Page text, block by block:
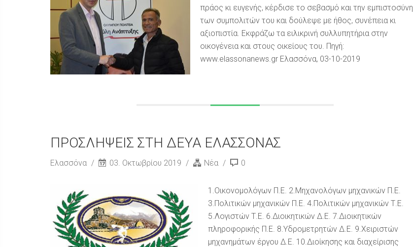
πράος κι ευγενής, κέρδισε το σεβασμό και την εμπιστοσύνη
των συμπολιτών του και δούλεψε με ήθος, συνέπεια κι
αξιοπιστία. Εκφράζω τα ειλικρινή συλλυπητήρια στην
οικογένεια και στους οικείους του. Πηγή:
www.elassonanews.gr Ελασσόνα, 03-10-2019
ΠΡΟΣΛΗΨΕΙΣ ΣΤΗ ΔΕΥΑ ΕΛΑΣΣΟΝΑΣ
Ελασσόνα 03. Οκτωβρίου 2019 Νέα 0
1.Οικονομολόγων Π.Ε. 2.Μηχανολόγων μηχανικών Π.Ε.
3.Πολιτικών μηχανικών Π.Ε. 4.Πολιτικών μηχανικών Τ.Ε.
5.Λογιστών Τ.Ε. 6.Διοικητικών Δ.Ε. 7.Διοικητικών
πληροφορικής Π.Ε. 8.Υδρομετρητών Δ.Ε. 9.Χειριστών
μηχανημάτων έργου Δ.Ε. 10.Διοίκησης και διαχείρισης